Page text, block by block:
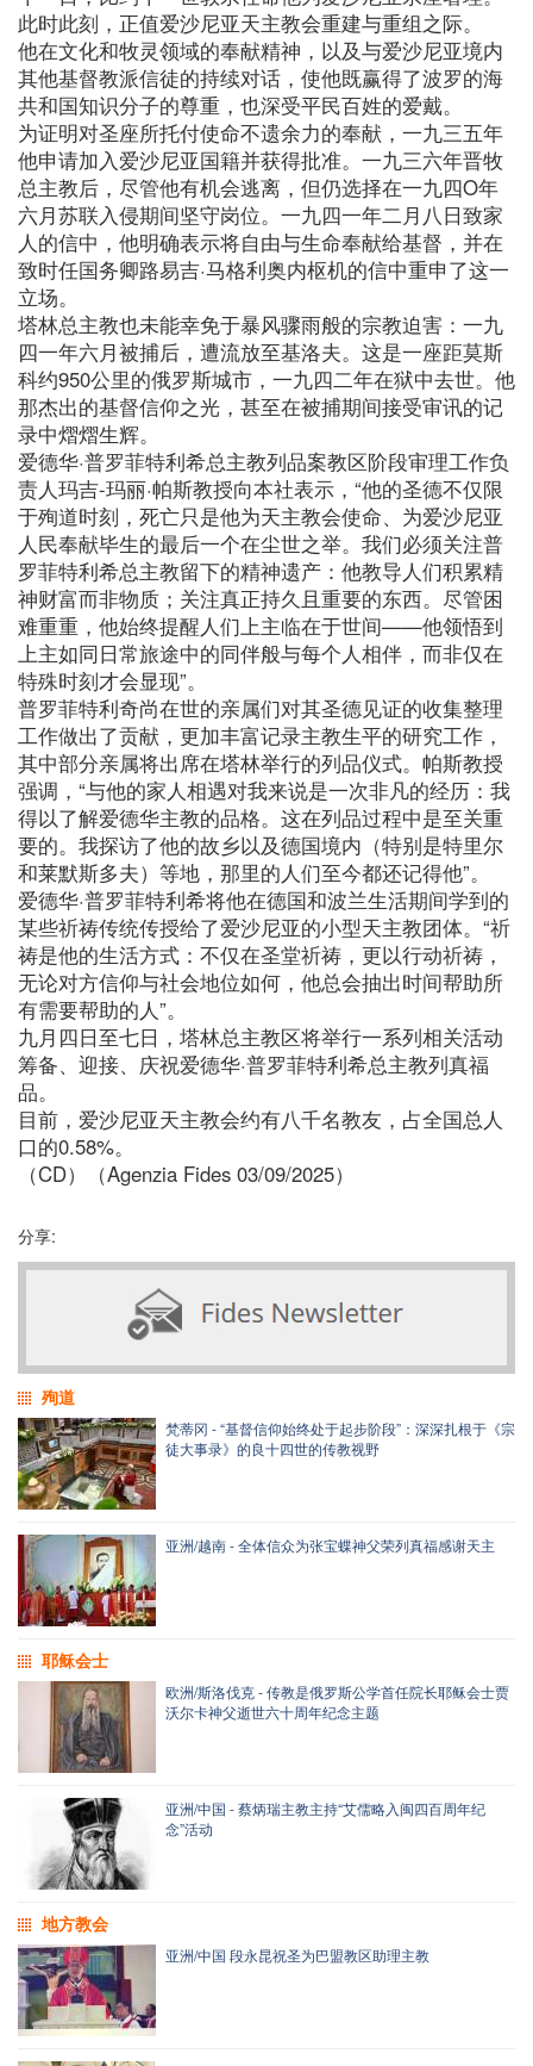
此时此刻，正值爱沙尼亚天主教会重建与重组之际。
他在文化和牧灵领域的奉献精神，以及与爱沙尼亚境内
其他基督教派信徒的持续对话，使他既赢得了波罗的海
共和国知识分子的尊重，也深受平民百姓的爱戴。
为证明对圣座所托付使命不遗余力的奉献，一九三五年
他申请加入爱沙尼亚国籍并获得批准。一九三六年晋牧
总主教后，尽管他有机会逃离，但仍选择在一九四O年
六月苏联入侵期间坚守岗位。一九四一年二月八日致家
人的信中，他明确表示将自由与生命奉献给基督，并在
致时任国务卿路易吉·马格利奥内枢机的信中重申了这一
立场。
塔林总主教也未能幸免于暴风骤雨般的宗教迫害：一九
四一年六月被捕后，遭流放至基洛夫。这是一座距莫斯
科约950公里的俄罗斯城市，一九四二年在狱中去世。他
那杰出的基督信仰之光，甚至在被捕期间接受审讯的记
录中熠熠生辉。
爱德华·普罗菲特利希总主教列品案教区阶段审理工作负
责人玛吉-玛丽·帕斯教授向本社表示，“他的圣德不仅限
于殉道时刻，死亡只是他为天主教会使命、为爱沙尼亚
人民奉献毕生的最后一个在尘世之举。我们必须关注普
罗菲特利希总主教留下的精神遗产：他教导人们积累精
神财富而非物质；关注真正持久且重要的东西。尽管困
难重重，他始终提醒人们上主临在于世间——他领悟到
上主如同日常旅途中的同伴般与每个人相伴，而非仅在
特殊时刻才会显现”。
普罗菲特利奇尚在世的亲属们对其圣德见证的收集整理
工作做出了贡献，更加丰富记录主教生平的研究工作，
其中部分亲属将出席在塔林举行的列品仪式。帕斯教授
强调，“与他的家人相遇对我来说是一次非凡的经历：我
得以了解爱德华主教的品格。这在列品过程中是至关重
要的。我探访了他的故乡以及德国境内（特别是特里尔
和莱默斯多夫）等地，那里的人们至今都还记得他”。
爱德华·普罗菲特利希将他在德国和波兰生活期间学到的
某些祈祷传统传授给了爱沙尼亚的小型天主教团体。“祈
祷是他的生活方式：不仅在圣堂祈祷，更以行动祈祷，
无论对方信仰与社会地位如何，他总会抽出时间帮助所
有需要帮助的人”。
九月四日至七日，塔林总主教区将举行一系列相关活动
筹备、迎接、庆祝爱德华·普罗菲特利希总主教列真福
品。
目前，爱沙尼亚天主教会约有八千名教友，占全国总人
口的0.58%。
（CD）（Agenzia Fides 03/09/2025）
分享:
殉道
梵蒂冈 - “基督信仰始终处于起步阶段”：深深扎根于《宗
徒大事录》的良十四世的传教视野
亚洲/越南 - 全体信众为张宝蝶神父荣列真福感谢天主
耶稣会士
欧洲/斯洛伐克 - 传教是俄罗斯公学首任院长耶稣会士贾
沃尔卡神父逝世六十周年纪念主题
亚洲/中国 - 蔡炳瑞主教主持“艾儒略入闽四百周年纪
念”活动
地方教会
亚洲/中国 段永昆祝圣为巴盟教区助理主教